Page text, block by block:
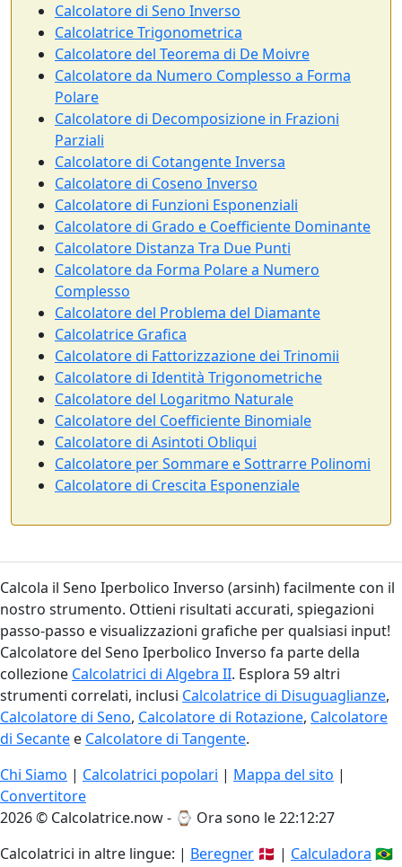
Calcolatore di Seno Inverso
Calcolatrice Trigonometrica
Calcolatore del Teorema di De Moivre
Calcolatore da Numero Complesso a Forma
Polare
Calcolatore di Decomposizione in Frazioni
Parziali
Calcolatore di Cotangente Inversa
Calcolatore di Coseno Inverso
Calcolatore di Funzioni Esponenziali
Calcolatore di Grado e Coefficiente Dominante
Calcolatore Distanza Tra Due Punti
Calcolatore da Forma Polare a Numero
Complesso
Calcolatore del Problema del Diamante
Calcolatrice Grafica
Calcolatore di Fattorizzazione dei Trinomii
Calcolatore di Identità Trigonometriche
Calcolatore del Logaritmo Naturale
Calcolatore del Coefficiente Binomiale
Calcolatore di Asintoti Obliqui
Calcolatore per Sommare e Sottrarre Polinomi
Calcolatore di Crescita Esponenziale
Calcola il Seno Iperbolico Inverso (arsinh) facilmente con il
nostro strumento. Ottieni risultati accurati, spiegazioni
passo-passo e visualizzazioni grafiche per qualsiasi input!
Calcolatore del Seno Iperbolico Inverso fa parte della
collezione Calcolatrici di Algebra II. Esplora 59 altri
strumenti correlati, inclusi Calcolatrice di Disuguaglianze,
Calcolatore di Seno, Calcolatore di Rotazione, Calcolatore
di Secante e Calcolatore di Tangente.
Chi Siamo | Calcolatrici popolari | Mappa del sito |
Convertitore
2026 © Calcolatrice.now - ⌚ Ora sono le 22:12:28
Calcolatrici in altre lingue: | Beregner 🇩🇰 | Calculadora 🇧🇷